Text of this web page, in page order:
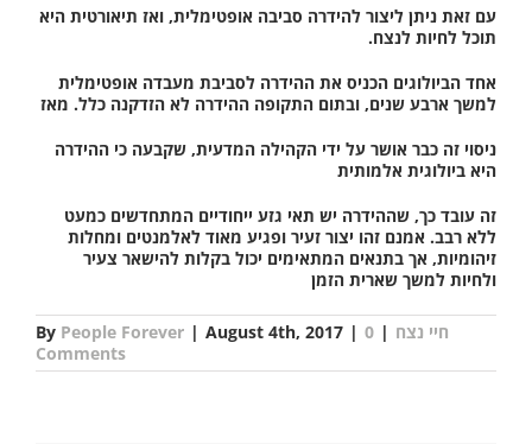
עם זאת ניתן ליצור להידרה סביבה אופטימלית, ואז תיאורטית היא
תוכל לחיות לנצח.
אחד הביולוגים הכניס את ההידרה לסביבת מעבדה אופטימלית
למשך ארבע שנים, ובתום התקופה ההידרה לא הזדקנה כלל. מאז
ניסוי זה כבר אושר על ידי הקהילה המדעית, שקבעה כי ההידרה
היא ביולוגית אלמותית
זה עובד כך, שההידרה יש תאי גזע ייחודיים המתחדשים כמעט
ללא רבב. אמנם זהו יצור זעיר ופגיע מאוד לאלמנטים ומחלות
זיהומיות, אך בתנאים המתאימים יכול בקלות להישאר צעיר
ולחיות למשך שארית הזמן
By People Forever | August 4th, 2017 | חיי נצח |
0
Comments